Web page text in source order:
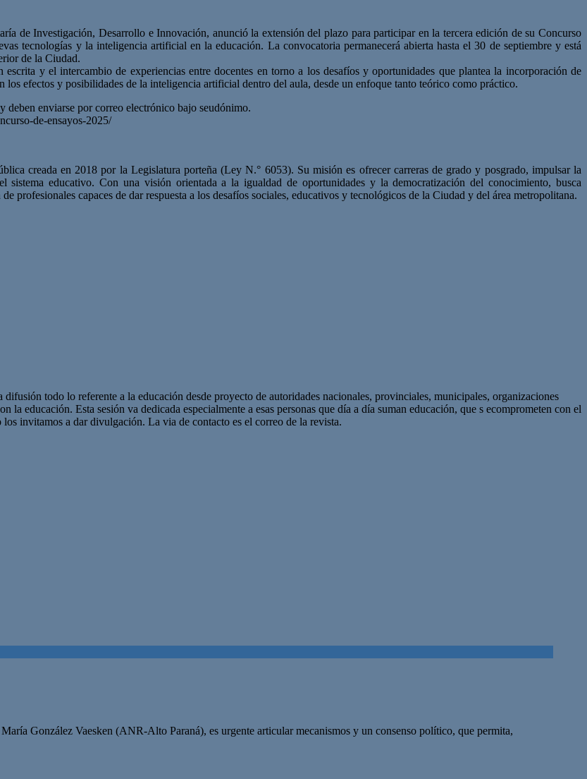
de Investigación, Desarrollo e Innovación, anunció la extensión del plazo para participar en la tercera edición de su Concurso
tecnologías y la inteligencia artificial en la educación. La convocatoria permanecerá abierta hasta el 30 de septiembre y está
de la Ciudad.
y el intercambio de experiencias entre docentes en torno a los desafíos y oportunidades que plantea la incorporación de
efectos y posibilidades de la inteligencia artificial dentro del aula, desde un enfoque tanto teórico como práctico.
deben enviarse por correo electrónico bajo seudónimo.
de-ensayos-2025/
creada en 2018 por la Legislatura porteña (Ley N.° 6053). Su misión es ofrecer carreras de grado y posgrado, impulsar la
educativo. Con una visión orientada a la igualdad de oportunidades y la democratización del conocimiento, busca
profesionales capaces de dar respuesta a los desafíos sociales, educativos y tecnológicos de la Ciudad y del área metropolitana.
todo lo referente a la educación desde proyecto de autoridades nacionales, provinciales, municipales, organizaciones
educación. Esta sesión va dedicada especialmente a esas personas que día a día suman educación, que s ecomprometen con el
invitamos a dar divulgación. La via de contacto es el correo de la revista.
González Vaesken (ANR-Alto Paraná), es urgente articular mecanismos y un consenso político, que permita,